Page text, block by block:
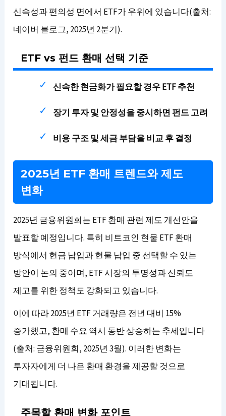
신속성과 편의성 면에서 ETF가 우위에 있습니다(출처:
네이버 블로그, 2025년 2분기).
ETF vs 펀드 환매 선택 기준
신속한 현금화가 필요할 경우 ETF 추천
장기 투자 및 안정성을 중시하면 펀드 고려
비용 구조 및 세금 부담을 비교 후 결정
2025년 ETF 환매 트렌드와 제도
변화
2025년 금융위원회는 ETF 환매 관련 제도 개선안을
발표할 예정입니다. 특히 비트코인 현물 ETF 환매
방식에서 현금 납입과 현물 납입 중 선택할 수 있는
방안이 논의 중이며, ETF 시장의 투명성과 신뢰도
제고를 위한 정책도 강화되고 있습니다.
이에 따라 2025년 ETF 거래량은 전년 대비 15%
증가했고, 환매 수요 역시 동반 상승하는 추세입니다
(출처: 금융위원회, 2025년 3월). 이러한 변화는
투자자에게 더 나은 환매 환경을 제공할 것으로
기대됩니다.
주목할 환매 변화 포인트